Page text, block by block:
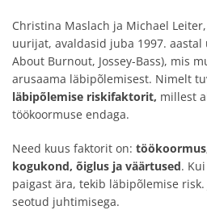
Christina Maslach ja Michael
uurijat, avaldasid juba 1997.
About Burnout, Jossey-Bass), mis
arusaama läbipõlemisest. Nimelt
läbipõlemise riskifaktorit, millest
töökoormuse endaga.
Need kuus faktorit on:
kogukond, õiglus ja väärtused.
paigast ära, tekib läbipõlemise
seotud juhtimisega.